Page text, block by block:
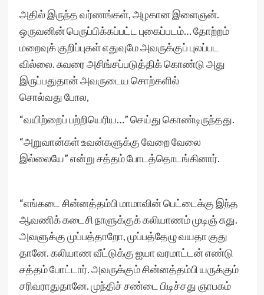
அதில் இருந்த வர்ணங்கள், அழகான இளைஞன்.
ஒருவனின் பெருப்பிக்கப்பட்ட புகைப்படம்… தோற்றம்
மறைவுக் குறிப்புகள் எதுவுமே அவருக்குப் புலப்பட
வில்லை. சுவரை அசிங்சப்படுத்திக் கொண்டு அது
இருப்பதுதான் அவருடைய சொற்களில்
சொல்வது போல,
“வயிற்றைப் பற்றியெரிய…” செய்து கொண்டிருந்தது.
“அறுவான்கள் உவன்களுக்கு வேறை வேலை
இல்லையே” என்று சத்தம் போடத்தொடங்கினார்.
“எங்கடை சின்னத்தம்பி மாமாவின் பெட்டைக்கு இந்த
ஆவணிக் கடைசி நாளுக்குக் கலியாணம் முடிஞ் சுது.
அவளுக்கு முப்பத்தாறோ, முப்பத்தேழு வயதா குது
தானே. கலியாண வீட்டுக்கு ஐயா வரமாட்டன் எண்டு
சத்தம் போட்டார். அவருக்கும் சின்னத்தம்பி யருக்கும்
சரிவராதுதானே. முந்திச் சண்டை பிடிச்சது ஞாபகம்